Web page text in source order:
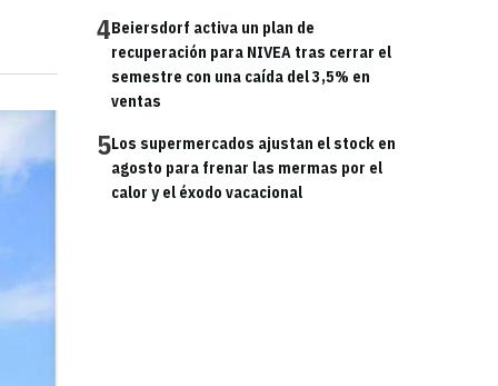
4Beiersdorf activa un plan de
recuperación para NIVEA tras cerrar el
semestre con una caída del 3,5% en
ventas
5Los supermercados ajustan el stock en
agosto para frenar las mermas por el
calor y el éxodo vacacional